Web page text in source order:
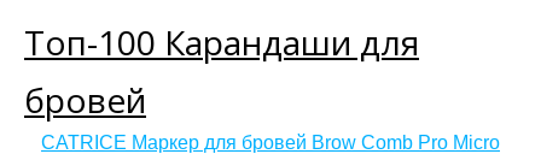
Топ-100 Карандаши для
бровей
CATRICE Маркер для бровей Brow Comb Pro Micro